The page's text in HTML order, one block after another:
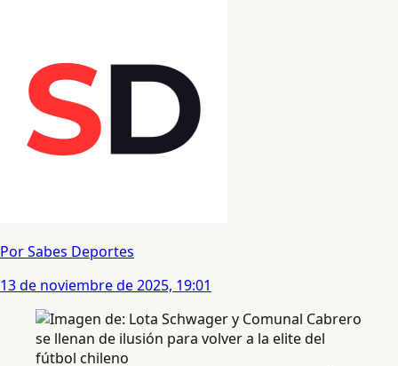
Por Sabes Deportes
13 de noviembre de 2025, 19:01